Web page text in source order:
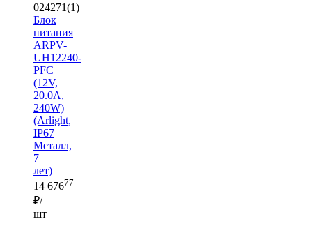
024271(1)
Блок
питания
ARPV-
UH12240-
PFC
(12V,
20.0A,
240W)
(Arlight,
IP67
Металл,
7
лет)
14 67677
₽/
шт